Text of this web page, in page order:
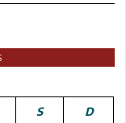
S D